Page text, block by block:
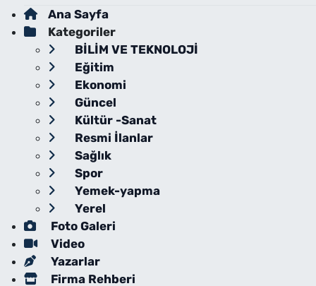
Ana Sayfa
Kategoriler
BİLİM VE TEKNOLOJİ
Eğitim
Ekonomi
Güncel
Kültür -Sanat
Resmi İlanlar
Sağlık
Spor
Yemek-yapma
Yerel
Foto Galeri
Video
Yazarlar
Firma Rehberi